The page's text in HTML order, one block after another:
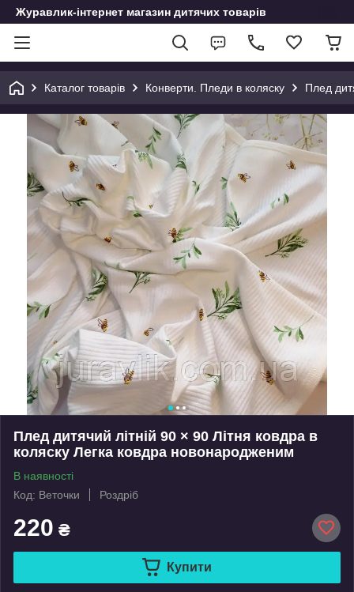
Журавлик-інтернет магазин дитячих товарів
Каталог товарів Конверти. Пледи в коляску Плед
Плед дитячий літній 90 × 90 Літня ковдра в
коляску Легка ковдра новонародженим
В наявності
Код: Веточки
Роздріб
220 ₴
Купити